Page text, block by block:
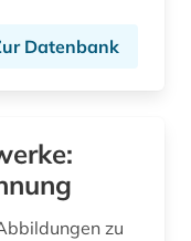
courtauld institute of art <london> (1)
Datenbank
zu